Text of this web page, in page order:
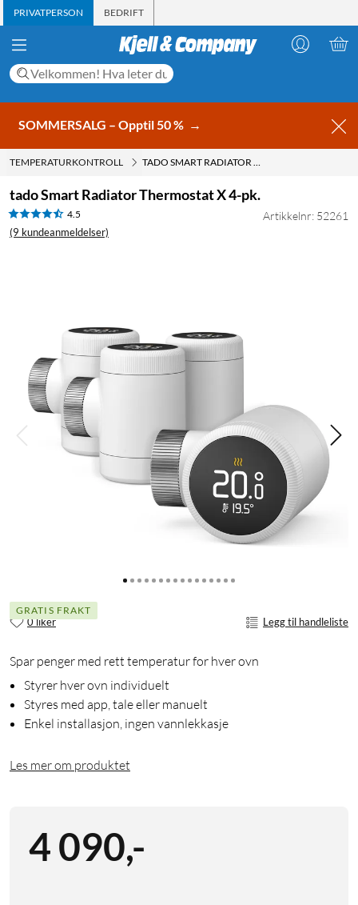
PRIVATPERSON BEDRIFT
SOMMERSALG – Opptil 50 % →
TEMPERATURKONTROLL TADO SMART RADIATOR THERMOSTAT X 4-PK.
tado Smart Radiator Thermostat X 4-pk.
4.5
(9 kundeanmeldelser)
Artikkelnr: 52261
GRATIS FRAKT
0 liker Legg til handleliste
Spar penger med rett temperatur for hver ovn
Styrer hver ovn individuelt
Styres med app, tale eller manuelt
Enkel installasjon, ingen vannlekkasje
Les mer om produktet
4 090,-